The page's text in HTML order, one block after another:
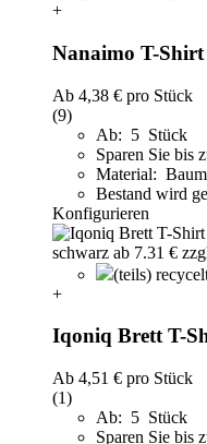
+
Nanaimo T-
Ab 4,38 € pro Stück
(9)
Ab: 5 Stück
Sparen Sie bis
Material:
Bestand wird
Konfigurieren
(teils)
+
Iqoniq Brett T-
Ab 4,51 € pro Stück
(1)
Ab: 5 Stück
Sparen Sie bis